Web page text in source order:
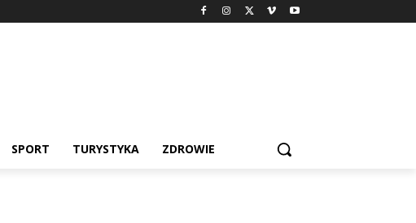
SPORT TURYSTYKA ZDROWIE